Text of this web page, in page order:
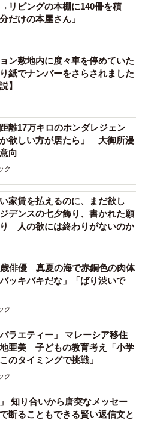
かさん提供、Twitterよりキャプチャ
になってのご感想は？
になるのを堪えてました。
っと見ていたいと思いまし
リビングの本棚に140冊を積
けの本屋さん」
ン敷地内に度々車を停めていた
紙でナンバーをさらされました
】
離17万キロのホンダレジェン
欲しい方が居たら」 大御所漫
向
ク
い家賃を払えるのに、まだ欲し
デンスの七夕飾り、書かれた願
人の欲には終わりがないのか
俳優 真夏の海で赤銅色の肉体
ッキバキだな」「ばり渋いで
ク
バラエティー」 マレーシア移住
亜美 子どもの教育考え「小学
のタイミングで挑戦」
ク
」 知り合いから唐突なメッセー
断ることもできる賢い返信文と